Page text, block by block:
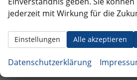
jederzeit mit Wirkung für die
Alle akzeptieren
Einstellungen
Datenschutzerklärung